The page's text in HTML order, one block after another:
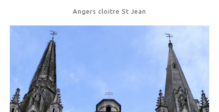
Angers cloitre St Jean